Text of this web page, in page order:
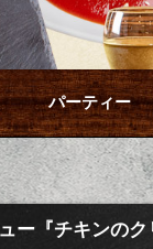
パーティー
ー『チキンの